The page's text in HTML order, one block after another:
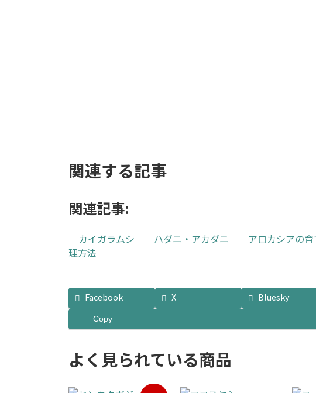
関連する記事
関連記事:
カイガラムシ ハダニ・アカダニ アロカシアの
理方法
Facebook X Bluesky
Copy
よく見られている商品